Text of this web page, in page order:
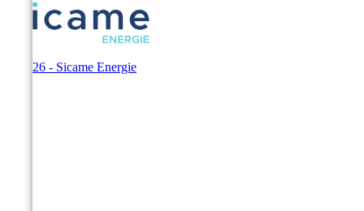
© 2026 - Sicame Energie